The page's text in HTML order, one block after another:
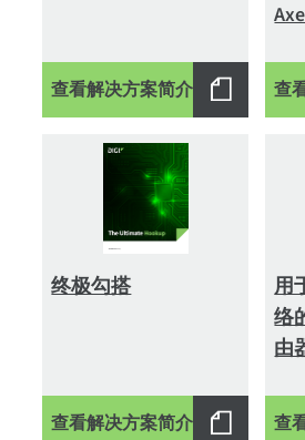
查看解决方案简介 查
终极勾搭
查看解决方案简介
用
络
由
查